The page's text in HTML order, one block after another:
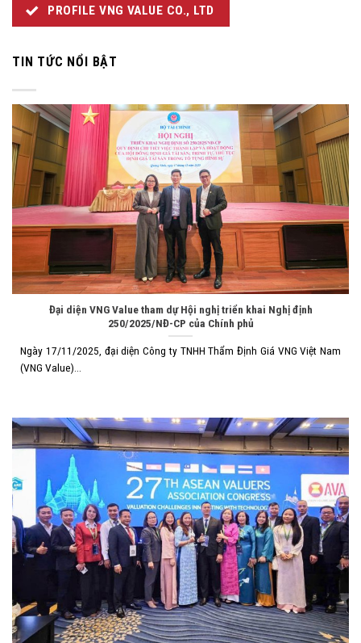
PROFILE VNG VALUE CO., LTD
TIN TỨC NỔI BẬT
Đại diện VNG Value tham dự Hội nghị triển khai Nghị định
250/2025/NĐ-CP của Chính phủ
Ngày 17/11/2025, đại diện Công ty TNHH Thẩm Định Giá VNG Việt Nam
(VNG Value)...